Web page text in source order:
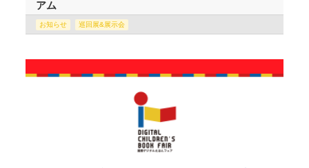
アム
お知らせ 巡回展&展示会